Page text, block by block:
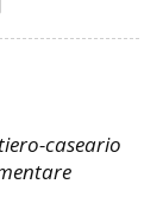
caseario